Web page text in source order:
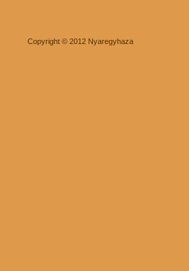
Copyright © 2012 Nyaregyhaza